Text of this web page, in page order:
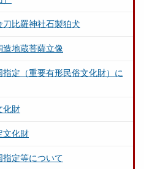
比羅神社石製狛犬
地蔵菩薩立像
定（重要有形民俗文化財）に
化財
文化財
定等について